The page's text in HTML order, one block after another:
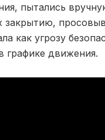
пытались
закрытию,
как угрозу
графике движения.